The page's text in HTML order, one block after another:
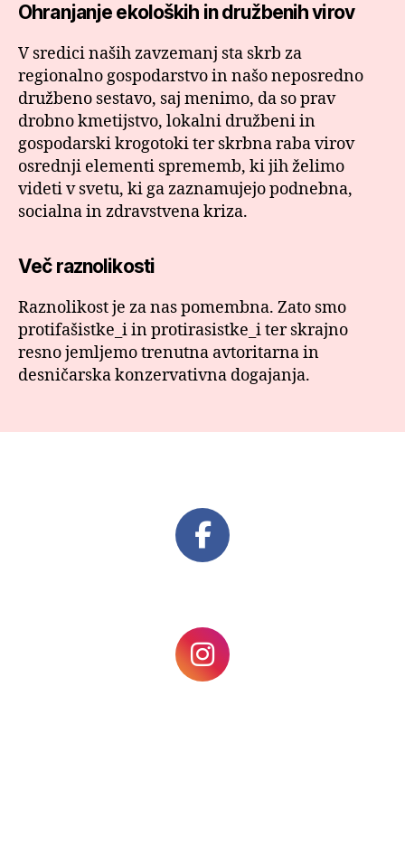
Ohranjanje ekoloških in družbenih virov
V sredici naših zavzemanj sta skrb za
regionalno gospodarstvo in našo neposredno
družbeno sestavo, saj menimo, da so prav
drobno kmetijstvo, lokalni družbeni in
gospodarski krogotoki ter skrbna raba virov
osrednji elementi sprememb, ki jih želimo
videti v svetu, ki ga zaznamujejo podnebna,
socialna in zdravstvena kriza.
Več raznolikosti
Raznolikost je za nas pomembna. Zato smo
protifašistke_i in protirasistke_i ter skrajno
resno jemljemo trenutna avtoritarna in
desničarska konzervativna dogajanja.